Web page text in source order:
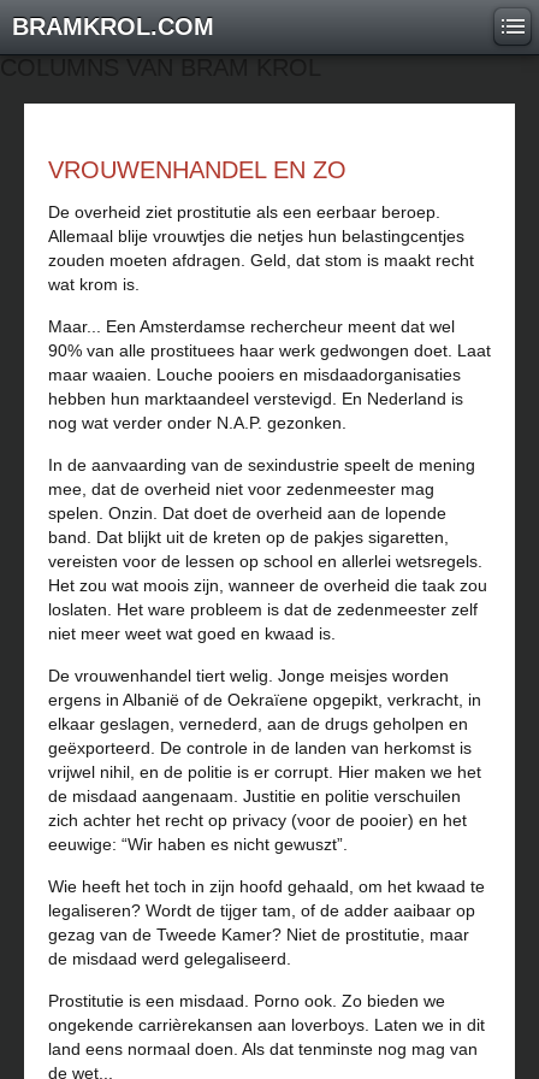
BRAMKROL.COM
VROUWENHANDEL EN ZO
De overheid ziet prostitutie als een eerbaar beroep.
Allemaal blije vrouwtjes die netjes hun belastingcentjes
zouden moeten afdragen. Geld, dat stom is maakt recht
wat krom is.
Maar... Een Amsterdamse rechercheur meent dat wel
90% van alle prostituees haar werk gedwongen doet. Laat
maar waaien. Louche pooiers en misdaadorganisaties
hebben hun marktaandeel verstevigd. En Nederland is
nog wat verder onder N.A.P. gezonken.
In de aanvaarding van de sexindustrie speelt de mening
mee, dat de overheid niet voor zedenmeester mag
spelen. Onzin. Dat doet de overheid aan de lopende
band. Dat blijkt uit de kreten op de pakjes sigaretten,
vereisten voor de lessen op school en allerlei wetsregels.
Het zou wat moois zijn, wanneer de overheid die taak zou
loslaten. Het ware probleem is dat de zedenmeester zelf
niet meer weet wat goed en kwaad is.
De vrouwenhandel tiert welig. Jonge meisjes worden
ergens in Albanië of de Oekraïene opgepikt, verkracht, in
elkaar geslagen, vernederd, aan de drugs geholpen en
geëxporteerd. De controle in de landen van herkomst is
vrijwel nihil, en de politie is er corrupt. Hier maken we het
de misdaad aangenaam. Justitie en politie verschuilen
zich achter het recht op privacy (voor de pooier) en het
eeuwige: “Wir haben es nicht gewuszt”.
Wie heeft het toch in zijn hoofd gehaald, om het kwaad te
legaliseren? Wordt de tijger tam, of de adder aaibaar op
gezag van de Tweede Kamer? Niet de prostitutie, maar
de misdaad werd gelegaliseerd.
Prostitutie is een misdaad. Porno ook. Zo bieden we
ongekende carrièrekansen aan loverboys. Laten we in dit
land eens normaal doen. Als dat tenminste nog mag van
de wet...